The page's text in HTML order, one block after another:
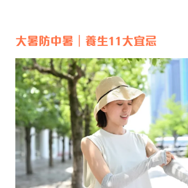
大暑防中暑｜養生11大宜忌